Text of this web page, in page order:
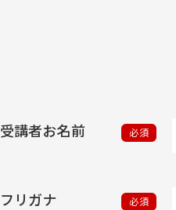
受講者お名前 必須
フリガナ 必須